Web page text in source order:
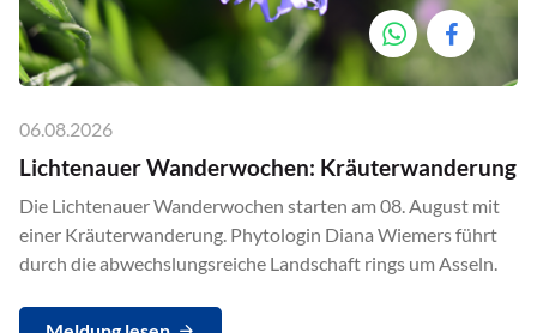
06.08.2026
Lichtenauer Wanderwochen: Kräuterwanderung
Die Lichtenauer Wanderwochen starten am 08. August mit
einer Kräuterwanderung. Phytologin Diana Wiemers führt
durch die abwechslungsreiche Landschaft rings um Asseln.